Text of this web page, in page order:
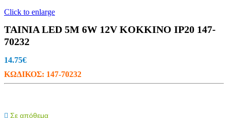
Click to enlarge
TAINIA LED 5M 6W 12V KOKKINO IP20 147-
70232
14.75€
ΚΩΔΙΚΟΣ: 147-70232
Σε απόθεμα